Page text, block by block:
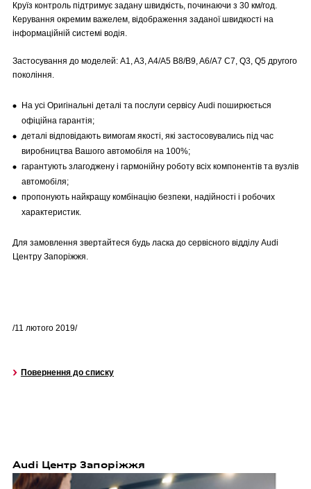
Круїз контроль підтримує задану швидкість, починаючи з 30 км/год.
Керування окремим важелем, відображення заданої швидкості на
інформаційній системі водія.
Застосування до моделей: A1, A3, A4/A5 B8/B9, A6/A7 C7, Q3, Q5 другого
покоління.
На усі Оригінальні деталі та послуги сервісу Audi поширюється
офіційна гарантія;
деталі відповідають вимогам якості, які застосовувались під час
виробництва Вашого автомобіля на 100%;
гарантують злагоджену і гармонійну роботу всіх компонентів та вузлів
автомобіля;
пропонують найкращу комбінацію безпеки, надійності і робочих
характеристик.
Для замовлення звертайтеся будь ласка до сервісного відділу Audi
Центру Запоріжжя.
/11 лютого 2019/
Повернення до списку
Audi Центр Запоріжжя